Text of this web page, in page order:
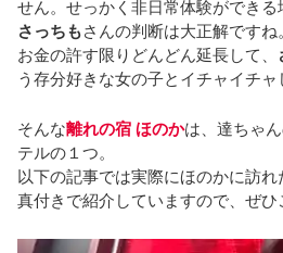
せん。せっかく非日常体験ができる
さっちもさんの判断は大正解ですね
お金の許す限りどんどん延長して、
う存分好きな女の子とイチャイチャ
そんな離れの宿 ほのかは、達ちゃ
テルの１つ。
以下の記事では実際にほのかに訪
真付きで紹介していますので、ぜひ